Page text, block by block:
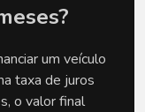
um veículo
taxa de juros
o valor final